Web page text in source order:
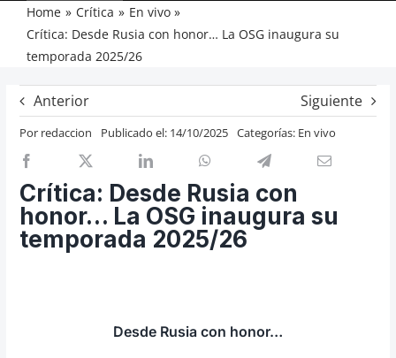
Actual
Artículos
Crítica
Previos de ópera
Entrevistas
Recomendación
Cosas de Beckmesser
Nosotros y privacidad
Buscar:
Home Crítica
En vivo
Crítica: Desde Rusia con honor… La OSG inaugura su
temporada 2025/26
Anterior Siguiente
Por redaccion Publicado el: 14/10/2025 Categorías: En vivo
Crítica: Desde Rusia con
honor… La OSG inaugura su
temporada 2025/26
Desde Rusia con honor…